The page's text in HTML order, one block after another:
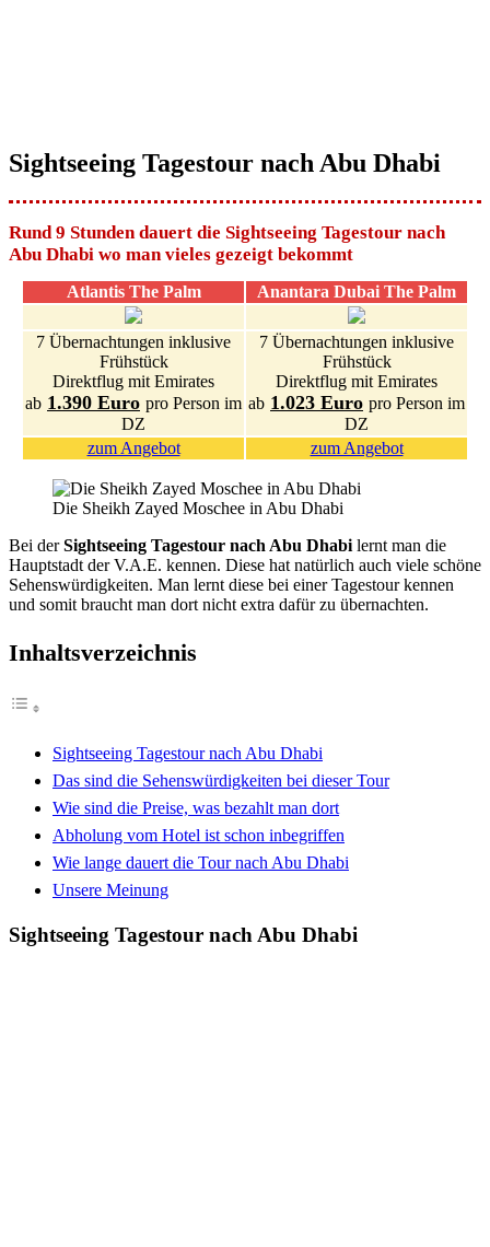
Sightseeing Tagestour nach Abu Dhabi
Rund 9 Stunden dauert die Sightseeing Tagestour nach
Abu Dhabi wo man vieles gezeigt bekommt
Atlantis The Palm Anantara Dubai The Palm
7 Übernachtungen inklusive
Frühstück
Direktflug mit Emirates
ab 1.390 Euro pro Person im
DZ
7 Übernachtungen inklusive
Frühstück
Direktflug mit Emirates
ab 1.023 Euro pro Person im
DZ
zum Angebot
zum Angebot
Die Sheikh Zayed Moschee in Abu Dhabi
Bei derSightseeing Tagestour nach Abu Dhabi lernt man die
Hauptstadt der V.A.E. kennen. Diese hat natürlich auch viele schöne
Sehenswürdigkeiten. Man lernt diese bei einer Tagestour kennen
und somit braucht man dort nicht extra dafür zu übernachten.
Inhaltsverzeichnis
Sightseeing Tagestour nach Abu Dhabi
Das sind die Sehenswürdigkeiten bei dieser Tour
Wie sind die Preise, was bezahlt man dort
Abholung vom Hotel ist schon inbegriffen
Wie lange dauert die Tour nach Abu Dhabi
Unsere Meinung
Sightseeing Tagestour nach Abu Dhabi